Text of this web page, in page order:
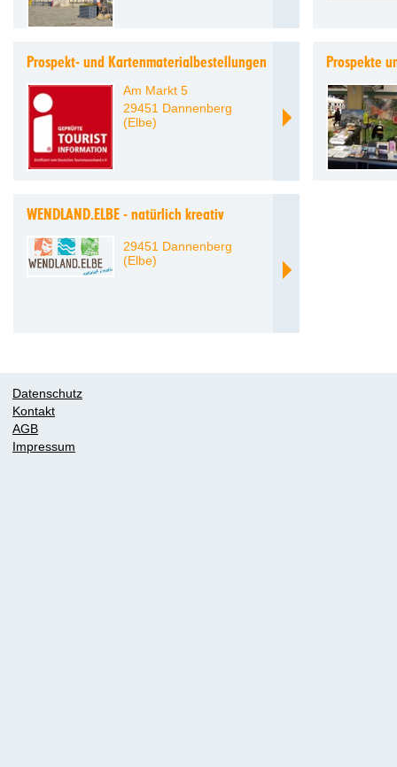
Prospekt- und Kartenmaterialbestellungen
Am Markt 5
29451 Dannenberg
(Elbe)
Prospekte
WENDLAND.ELBE - natürlich kreativ
29451 Dannenberg
(Elbe)
Datenschutz
Kontakt
AGB
Impressum